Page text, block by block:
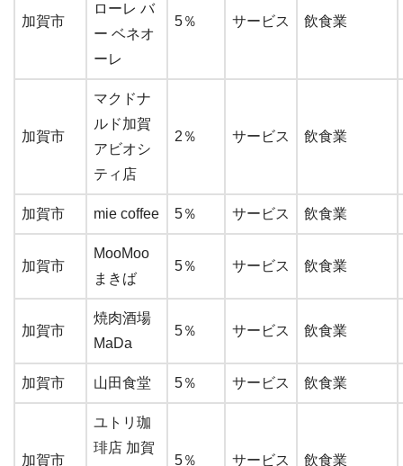
加賀市
ローレ バ
ー ベネオ
ーレ
5％ サービス 飲食業
加賀市
マクドナ
ルド加賀
アビオシ
ティ店
2％ サービス 飲食業
加賀市 mie coffee 5％ サービス 飲食業
加賀市
MooMoo
まきば
5％ サービス 飲食業
加賀市
焼肉酒場
MaDa
5％ サービス 飲食業
加賀市 山田食堂 5％ サービス 飲食業
加賀市
ユトリ珈
琲店 加賀
5％ サービス 飲食業